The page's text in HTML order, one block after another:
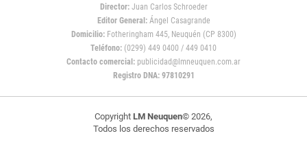
Director: Juan Carlos Schroeder
Editor General:Ángel Casagrande
Domicilio:Fotheringham 445, Neuquén (CP 8300)
Teléfono: (0299) 449 0400 / 449 0410
Contacto comercial: publicidad@lmneuquen.com.ar
Registro DNA: 97810291
Copyright LM Neuquen© 2026,
Todos los derechos reservados